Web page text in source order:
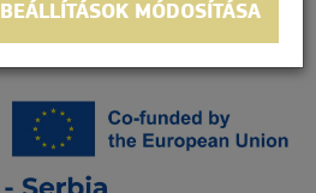
BEÁLLÍTÁSOK MÓDOSÍTÁSA